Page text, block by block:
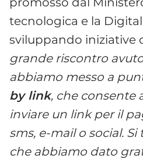
tecnologica e la
sviluppando iniziative
grande riscontro
abbiamo messo a
by link, che consente
inviare un link per il
sms, e-mail o social.
che abbiamo dato